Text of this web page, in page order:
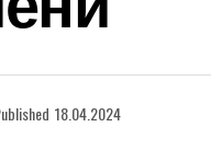
18.04.2024